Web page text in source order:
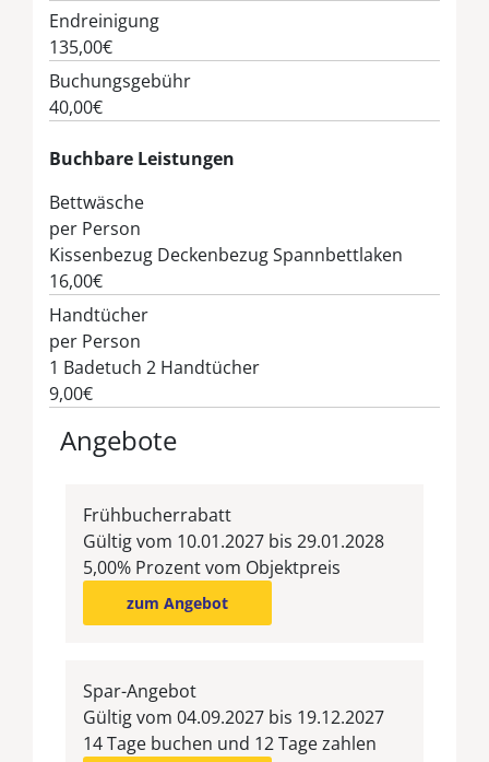
Endreinigung
135,00€
Buchungsgebühr
40,00€
Buchbare Leistungen
Bettwäsche
per Person
Kissenbezug Deckenbezug Spannbettlaken
16,00€
Handtücher
per Person
1 Badetuch 2 Handtücher
9,00€
Angebote
Frühbucherrabatt
Gültig vom 10.01.2027 bis 29.01.2028
5,00% Prozent vom Objektpreis
zum Angebot
Spar-Angebot
Gültig vom 04.09.2027 bis 19.12.2027
14 Tage buchen und 12 Tage zahlen